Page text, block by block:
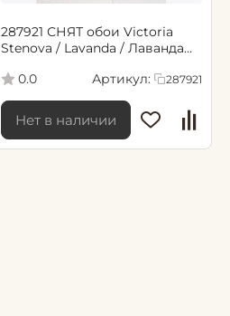
287921 СНЯТ обои Victoria
Stenova / Lavanda / Лаванда
0.0
Артикул: 287921
Нет в наличии